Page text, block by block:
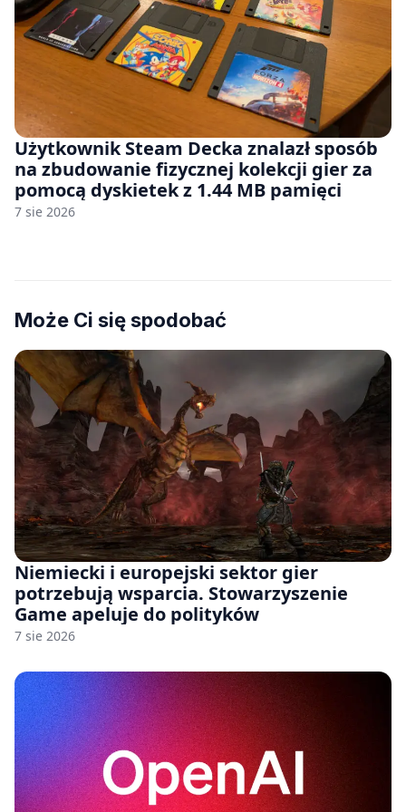
Użytkownik Steam Decka znalazł sposób
na zbudowanie fizycznej kolekcji gier za
pomocą dyskietek z 1.44 MB pamięci
7 sie 2026
Może Ci się spodobać
Niemiecki i europejski sektor gier
potrzebują wsparcia. Stowarzyszenie
Game apeluje do polityków
7 sie 2026